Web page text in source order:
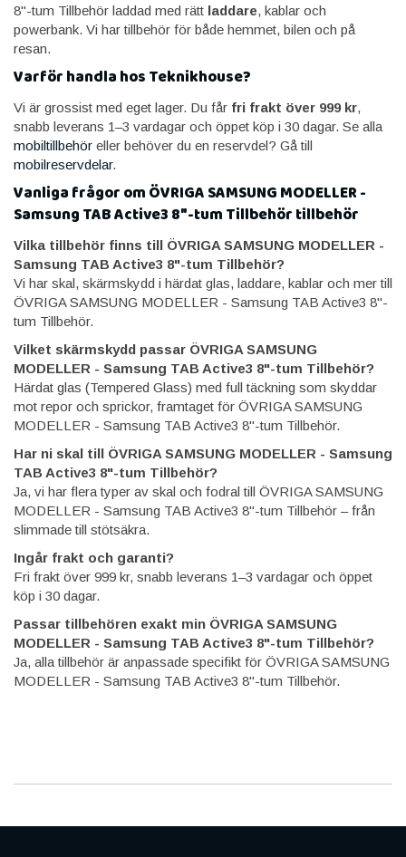
8"-tum Tillbehör laddad med rätt laddare, kablar och
powerbank. Vi har tillbehör för både hemmet, bilen och på
resan.
Varför handla hos Teknikhouse?
Vi är grossist med eget lager. Du får fri frakt över 999 kr,
snabb leverans 1–3 vardagar och öppet köp i 30 dagar. Se alla
mobiltillbehör eller behöver du en reservdel? Gå till
mobilreservdelar.
Vanliga frågor om ÖVRIGA SAMSUNG MODELLER -
Samsung TAB Active3 8"-tum Tillbehör tillbehör
Vilka tillbehör finns till ÖVRIGA SAMSUNG MODELLER -
Samsung TAB Active3 8"-tum Tillbehör?
Vi har skal, skärmskydd i härdat glas, laddare, kablar och mer till
ÖVRIGA SAMSUNG MODELLER - Samsung TAB Active3 8"-
tum Tillbehör.
Vilket skärmskydd passar ÖVRIGA SAMSUNG
MODELLER - Samsung TAB Active3 8"-tum Tillbehör?
Härdat glas (Tempered Glass) med full täckning som skyddar
mot repor och sprickor, framtaget för ÖVRIGA SAMSUNG
MODELLER - Samsung TAB Active3 8"-tum Tillbehör.
Har ni skal till ÖVRIGA SAMSUNG MODELLER - Samsung
TAB Active3 8"-tum Tillbehör?
Ja, vi har flera typer av skal och fodral till ÖVRIGA SAMSUNG
MODELLER - Samsung TAB Active3 8"-tum Tillbehör – från
slimmade till stötsäkra.
Ingår frakt och garanti?
Fri frakt över 999 kr, snabb leverans 1–3 vardagar och öppet
köp i 30 dagar.
Passar tillbehören exakt min ÖVRIGA SAMSUNG
MODELLER - Samsung TAB Active3 8"-tum Tillbehör?
Ja, alla tillbehör är anpassade specifikt för ÖVRIGA SAMSUNG
MODELLER - Samsung TAB Active3 8"-tum Tillbehör.